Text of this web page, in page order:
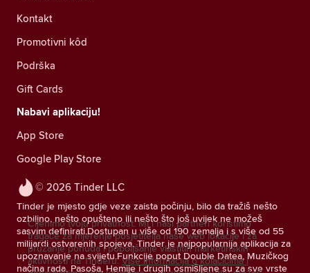
© 2026 Tinder LLC
Tinder je mjesto gdje veze zaista počinju, bilo da tražiš nešto
ozbiljno, nešto opušteno ili nešto što još uvijek ne možeš
sasvim definirati.Dostupan u više od 190 zemalja i s više od 55
milijardi ostvarenih spojeva, Tinder je najpopularnija aplikacija za
upoznavanje na svijetu.Funkcije poput Double Datea, Muzičkog
načina rada, Pasoša, Hemije i drugih osmišljene su za sve vrste
Kontakt
Promotivni kôd
Podrška
Gift Cards
Nabavi aplikaciju!
App Store
Google Play Store
Cijenimo tvoju privatnost. Mi i naši partneri koristimo
tragače za mjerenje posjetitelja naše web lokacije i za
pružanje ponuda i poboljšanje vlastitih marketinških
aktivnosti na Tinderu. Više informacija o kolačićima i